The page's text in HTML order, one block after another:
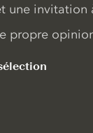
une invitation
propre